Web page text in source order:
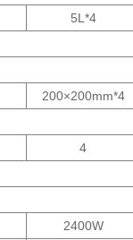
5L*4
200×200mm*4
4
2400W